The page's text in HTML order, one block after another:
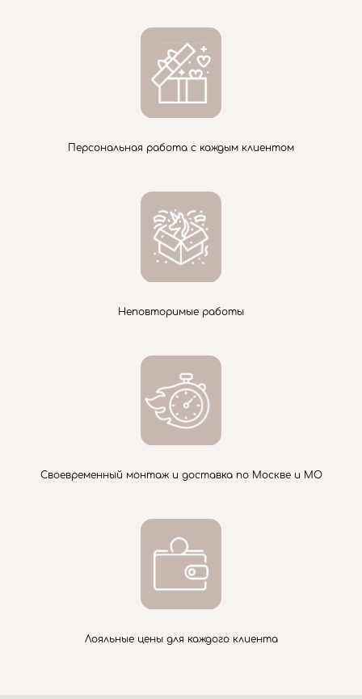
Персональная работа с каждым клиентом
Неповторимые работы
Своевременный монтаж и доставка по Москве и МО
Лояльные цены для каждого клиента